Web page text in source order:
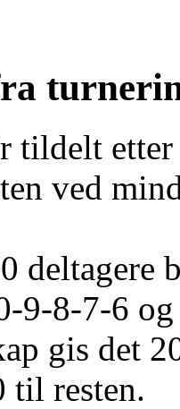
tildelt
ved
deltagere
9-8-7-6
gis det
til resten.